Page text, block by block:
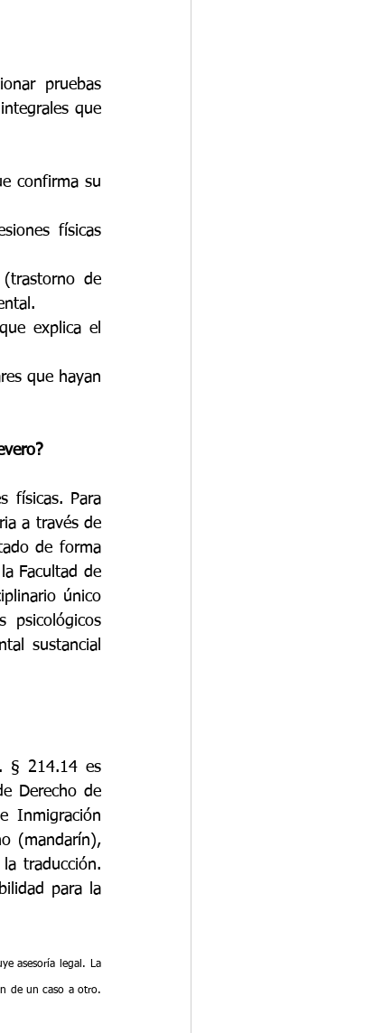
pruebas
que
confirma su
físicas
(trastorno de
explica el
que hayan
físicas. Para
a través de
de forma
Facultad de
único
psicológicos
sustancial
§ 214.14 es
Derecho de
Inmigración
(mandarín),
traducción.
para la
asesoría legal. La
de un caso a otro.